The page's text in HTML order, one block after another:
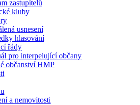
zastupitelů
kluby
usnesení
hlasování
řády
pro interpelující občany
občanství HMP
a nemovitosti